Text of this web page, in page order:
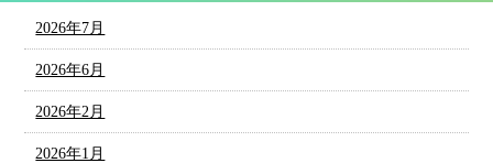
2026年7月
2026年6月
2026年2月
2026年1月